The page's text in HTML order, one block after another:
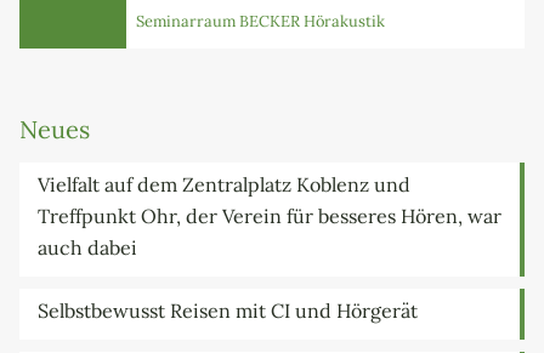
Seminarraum BECKER Hörakustik
Neues
Vielfalt auf dem Zentralplatz Koblenz und
Treffpunkt Ohr, der Verein für besseres Hören, war
auch dabei
Selbstbewusst Reisen mit CI und Hörgerät